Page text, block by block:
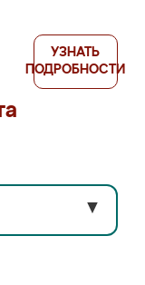
УЗНАТЬ
ПОДРОБНОСТИ
▼